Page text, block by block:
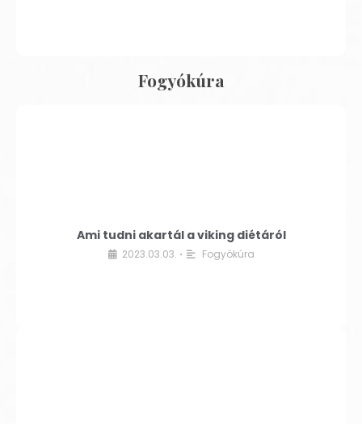
Fogyókúra
Ami tudni akartál a viking diétáról
2023.03.03. • Fogyókúra